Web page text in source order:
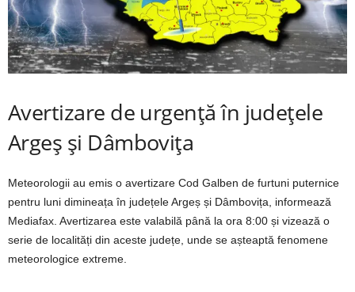
Avertizare de urgență în județele
Argeș și Dâmbovița
Meteorologii au emis o avertizare Cod Galben de furtuni puternice
pentru luni dimineața în județele Argeș și Dâmbovița, informează
Mediafax. Avertizarea este valabilă până la ora 8:00 și vizează o
serie de localități din aceste județe, unde se așteaptă fenomene
meteorologice extreme.